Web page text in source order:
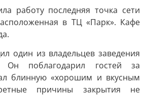
работу последняя точка сети
в ТЦ «Парк». Кафе
один из владельцев заведения
Он поблагодарил гостей за
блинную «хорошим и вкусным
причины закрытия не